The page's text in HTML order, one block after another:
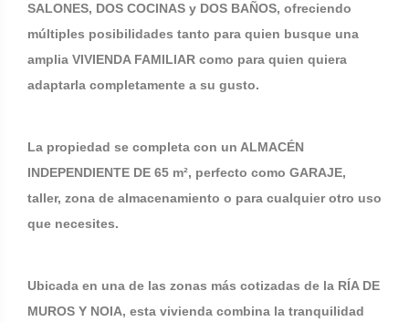
SALONES, DOS COCINAS y DOS BAÑOS, ofreciendo
múltiples posibilidades tanto para quien busque una
amplia VIVIENDA FAMILIAR como para quien quiera
adaptarla completamente a su gusto.
La propiedad se completa con un ALMACÉN
INDEPENDIENTE DE 65 m², perfecto como GARAJE,
taller, zona de almacenamiento o para cualquier otro uso
que necesites.
Ubicada en una de las zonas más cotizadas de la RÍA DE
MUROS Y NOIA, esta vivienda combina la tranquilidad